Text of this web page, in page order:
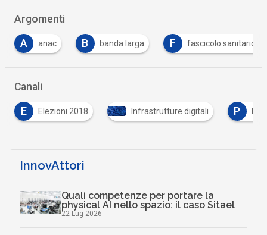
Argomenti
B banda larga F fascicolo sanitario elettronico
Canali
Infrastrutture digitali P Privacy S
InnovAttori
Quali competenze per portare la
physical AI nello spazio: il caso Sitael
22 Lug 2026